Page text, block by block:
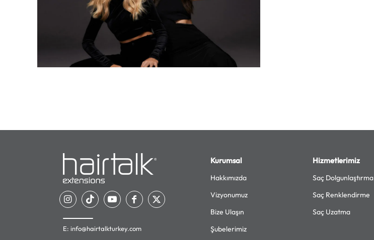
E: info@hairtalkturkey.com
Kurumsal
Hakkımızda
Vizyonumuz
Bize Ulaşın
Şubelerimiz
Hizmetlerimiz
Saç Dolgunlaştırma
Saç Renklendirme
Saç Uzatma